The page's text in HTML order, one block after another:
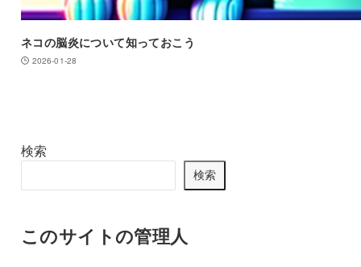
ネコの脳炎について知っておこう
2026-01-28
検索
検索
このサイトの管理人